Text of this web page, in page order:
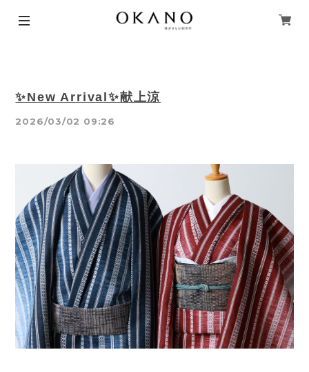
✨New Arrival✨献上涼
2026/03/02 09:26